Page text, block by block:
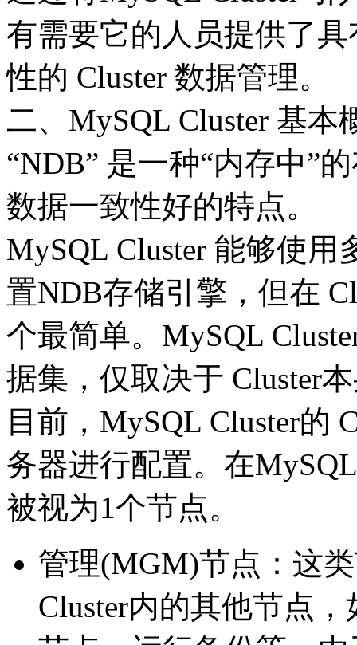
有需要它的人员提供了
性的 Cluster 数据管理。
二、MySQL Cluster 基本
“NDB” 是一种“内存中”
数据一致性好的特点。
MySQL Cluster 能够使
置NDB存储引擎，但在
个最简单。MySQL
据集，仅取决于 Cluster
目前，MySQL Cluster的
务器进行配置。在
被视为1个节点。
管理(MGM)节点：这
Cluster内的其他节点